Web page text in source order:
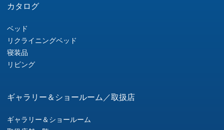
カタログ
ベッド
リクライニングベッド
寝装品
リビング
ギャラリー＆ショールーム／取扱店
ギャラリー＆ショールーム